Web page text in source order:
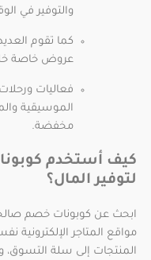
والتوفير في
كما تقوم
عروض خاصة
فعاليات
الموسيقية
مخفضة.
لتوفير المال؟
ابحث عن كوبونات خصم
مواقع المتاجر الإلكترونية
المنتجات إلى سلة